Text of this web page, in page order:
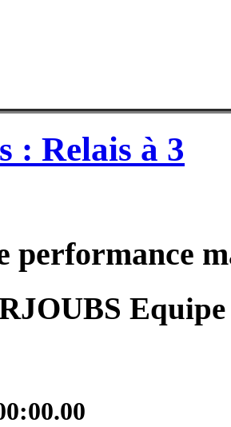
: Relais à 3
performance
Equipe